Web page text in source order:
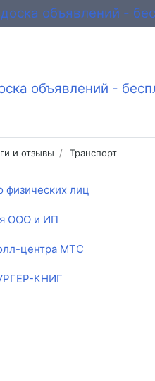
объявлений -
и отзывы Транспорт